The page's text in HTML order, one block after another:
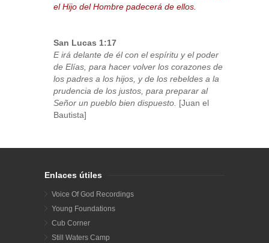
el Hijo del Hombre padecerá de ellos.
San Lucas 1:17
E irá delante de él con el espíritu y el poder
de Elías, para hacer volver los corazones de
los padres a los hijos, y de los rebeldes a la
prudencia de los justos, para preparar al
Señor un pueblo bien dispuesto. [Juan el
Bautista]
Enlaces útiles
Voice Of God Recordings
Young Foundations
Cub Corner
Still Waters Camp